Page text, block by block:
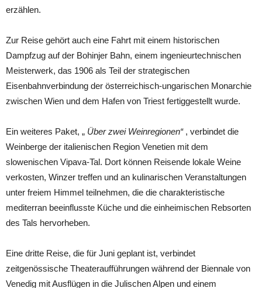
erzählen.
Zur Reise gehört auch eine Fahrt mit einem historischen
Dampfzug auf der Bohinjer Bahn, einem ingenieurtechnischen
Meisterwerk, das 1906 als Teil der strategischen
Eisenbahnverbindung der österreichisch-ungarischen Monarchie
zwischen Wien und dem Hafen von Triest fertiggestellt wurde.
Ein weiteres Paket, „ Über zwei Weinregionen“, verbindet die
Weinberge der italienischen Region Venetien mit dem
slowenischen Vipava-Tal. Dort können Reisende lokale Weine
verkosten, Winzer treffen und an kulinarischen Veranstaltungen
unter freiem Himmel teilnehmen, die die charakteristische
mediterran beeinflusste Küche und die einheimischen Rebsorten
des Tals hervorheben.
Eine dritte Reise, die für Juni geplant ist, verbindet
zeitgenössische Theateraufführungen während der Biennale von
Venedig mit Ausflügen in die Julischen Alpen und einem